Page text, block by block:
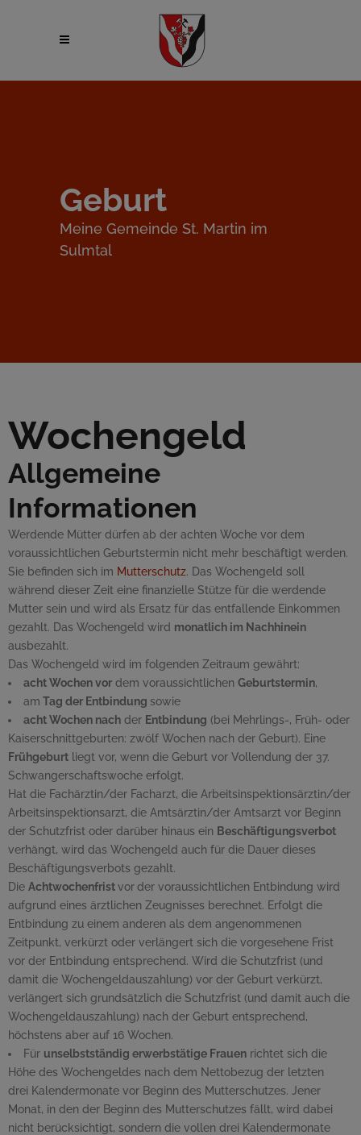
Geburt
Meine Gemeinde St. Martin im
Sulmtal
Wochengeld
Allgemeine
Informationen
Werdende Mütter dürfen ab der achten Woche vor dem
voraussichtlichen Geburtstermin nicht mehr beschäftigt werden.
Sie befinden sich im Mutterschutz. Das Wochengeld soll
während dieser Zeit eine finanzielle Stütze für die werdende
Mutter sein und wird als Ersatz für das entfallende Einkommen
gezahlt. Das Wochengeld wird monatlich im Nachhinein
ausbezahlt.
Das Wochengeld wird im folgenden Zeitraum gewährt:
acht Wochen vor dem voraussichtlichen Geburtstermin,
am Tag der Entbindung sowie
acht Wochen nach der Entbindung (bei Mehrlings-, Früh- oder
Kaiserschnittgeburten: zwölf Wochen nach der Geburt). Eine
Frühgeburt liegt vor, wenn die Geburt vor Vollendung der 37.
Schwangerschaftswoche erfolgt.
Hat die Fachärztin/der Facharzt, die Arbeitsinspektionsärztin/der
Arbeitsinspektionsarzt, die Amtsärztin/der Amtsarzt vor Beginn
der Schutzfrist oder darüber hinaus ein Beschäftigungsverbot
verhängt, wird das Wochengeld auch für die Dauer dieses
Beschäftigungsverbots gezahlt.
Die Achtwochenfristvorder voraussichtlichen Entbindung wird
aufgrund eines ärztlichen Zeugnisses berechnet. Erfolgt die
Entbindung zu einem anderen als dem angenommenen
Zeitpunkt, verkürzt oder verlängert sich die vorgesehene Frist
vor der Entbindung entsprechend. Wird die Schutzfrist (und
damit die Wochengeldauszahlung) vor der Geburt verkürzt,
verlängert sich grundsätzlich die Schutzfrist (und damit auch die
Wochengeldauszahlung) nach der Geburt entsprechend,
höchstens aber auf 16 Wochen.
Für unselbstständig erwerbstätige Frauen richtet sich die
Höhe des Wochengeldes nach dem Nettobezug der letzten
drei Kalendermonate vor Beginn des Mutterschutzes. Jener
Monat, in den der Beginn des Mutterschutzes fällt, wird dabei
nicht berücksichtigt, sondern die vollen drei Kalendermonate